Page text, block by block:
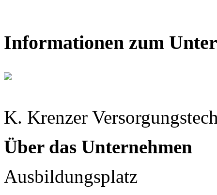
Informationen zum
K. Krenzer
Über das Unternehmen
Ausbildungsplatz